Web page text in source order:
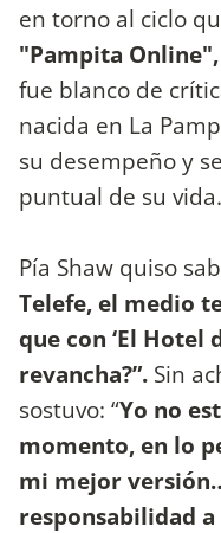
en torno al ciclo
"Pampita Online",
fue blanco de
nacida en La
su desempeño y
puntual de su vida.
Pía Shaw quiso
Telefe, el medio
que con ‘El Hotel
revancha?”. Sin
sostuvo: “Yo no
momento, en lo
mi mejor
responsabilidad